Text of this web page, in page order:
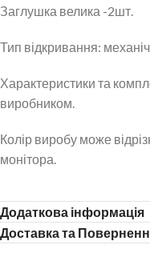
Заглушка велика -2шт.
Тип відкривання:
Характеристики та
виробником.
Колір виробу може
монітора.
Додаткова інформація
Доставка та